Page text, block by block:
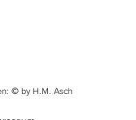
© by H.M. Asch